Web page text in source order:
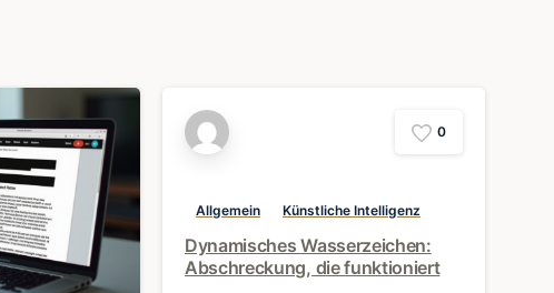
0
0
Allgemein Künstliche Intelligenz
Dynamisches Wasserzeichen:
Abschreckung, die funktioniert